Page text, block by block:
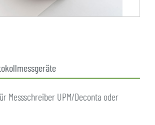
Messschreiber UPM/Deconta oder